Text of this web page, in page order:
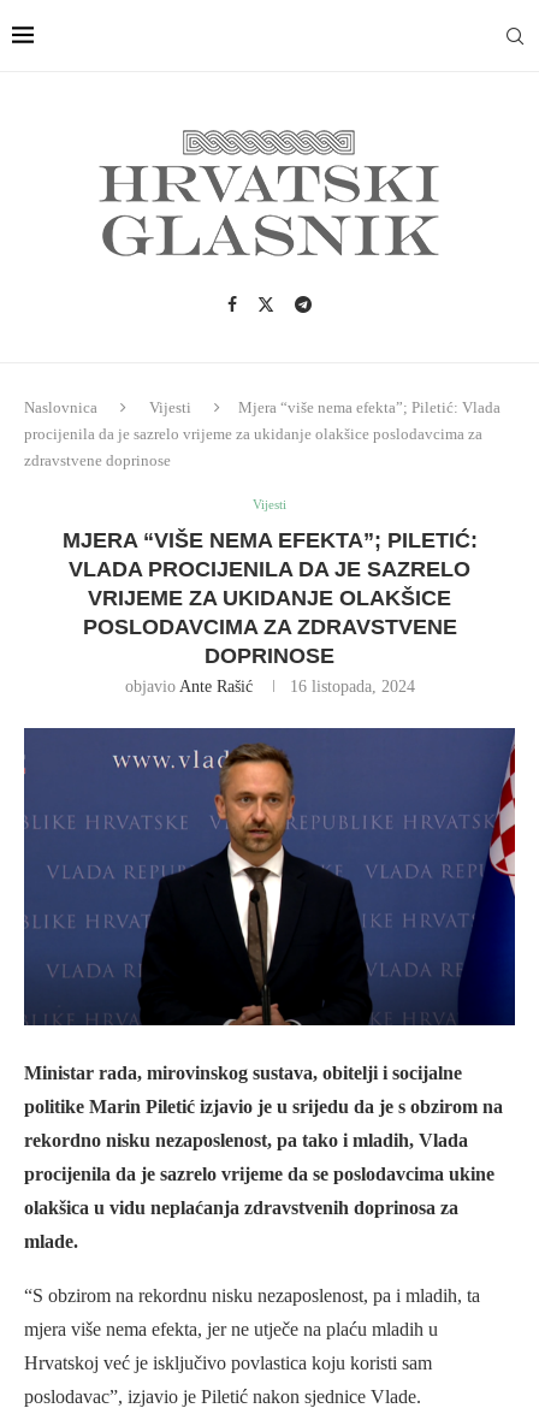
Naslovnica Vijesti
Mjera “više nema efekta”; Piletić: Vlada
procijenila da je sazrelo vrijeme za ukidanje olakšice poslodavcima za
zdravstvene doprinose
Vijesti
MJERA “VIŠE NEMA EFEKTA”; PILETIĆ:
VLADA PROCIJENILA DA JE SAZRELO
VRIJEME ZA UKIDANJE OLAKŠICE
POSLODAVCIMA ZA ZDRAVSTVENE
DOPRINOSE
objavio Ante Rašić 16 listopada, 2024
Ministar rada, mirovinskog sustava, obitelji i socijalne
politike Marin Piletić izjavio je u srijedu da je s obzirom na
rekordno nisku nezaposlenost, pa tako i mladih, Vlada
procijenila da je sazrelo vrijeme da se poslodavcima ukine
olakšica u vidu neplaćanja zdravstvenih doprinosa za
mlade.
“S obzirom na rekordnu nisku nezaposlenost, pa i mladih, ta
mjera više nema efekta, jer ne utječe na plaću mladih u
Hrvatskoj već je isključivo povlastica koju koristi sam
poslodavac”, izjavio je Piletić nakon sjednice Vlade.